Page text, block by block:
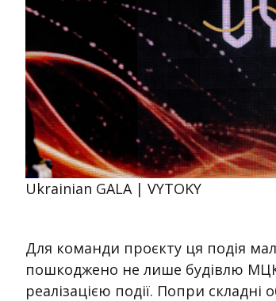
Ukrainian GALA | VYTOKY
Для команди проєкту ця подія
пошкоджено не лише будівлю
реалізацією події. Попри